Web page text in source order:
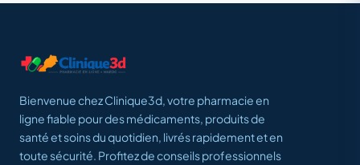
Bienvenue chez Clinique3d, votre pharmacie en
ligne fiable pour des médicaments, produits de
santé et soins du quotidien, livrés rapidement et en
toute sécurité. Profitez de conseils professionnels